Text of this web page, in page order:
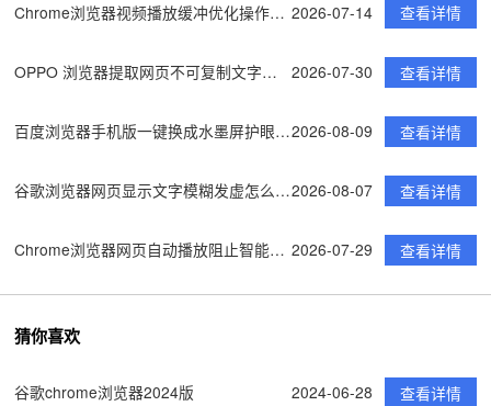
Chrome浏览器视频播放缓冲优化操作步骤分享 2026-07-14 查看详情
OPPO 浏览器提取网页不可复制文字实用小技巧 2026-07-30 查看详情
百度浏览器手机版一键换成水墨屏护眼皮肤极度省电2026-08-09 查看详情
谷歌浏览器网页显示文字模糊发虚怎么全局优化调整2026-08-07 查看详情
Chrome浏览器网页自动播放阻止智能化策略 2026-07-29 查看详情
猜你喜欢
谷歌chrome浏览器2024版 2024-06-28 查看详情